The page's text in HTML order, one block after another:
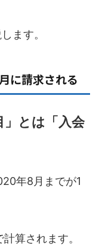
ます。
に請求される
」とは「入会
年8月までが1
算されます。